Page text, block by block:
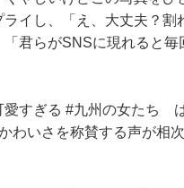
イし、「え、大丈夫？
君らがSNSに現れると
愛すぎる #九州の女たち
わいさを称賛する声が相次